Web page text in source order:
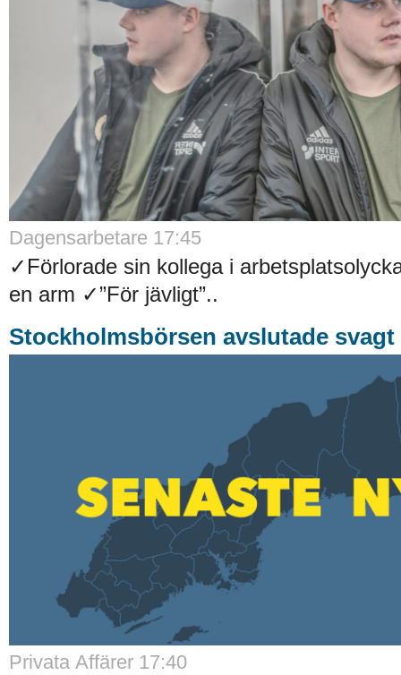
Dagensarbetare 17:45
✓Förlorade sin kollega i
en arm ✓”För jävligt”..
Stockholmsbörsen avslutade svagt
Privata Affärer 17:40